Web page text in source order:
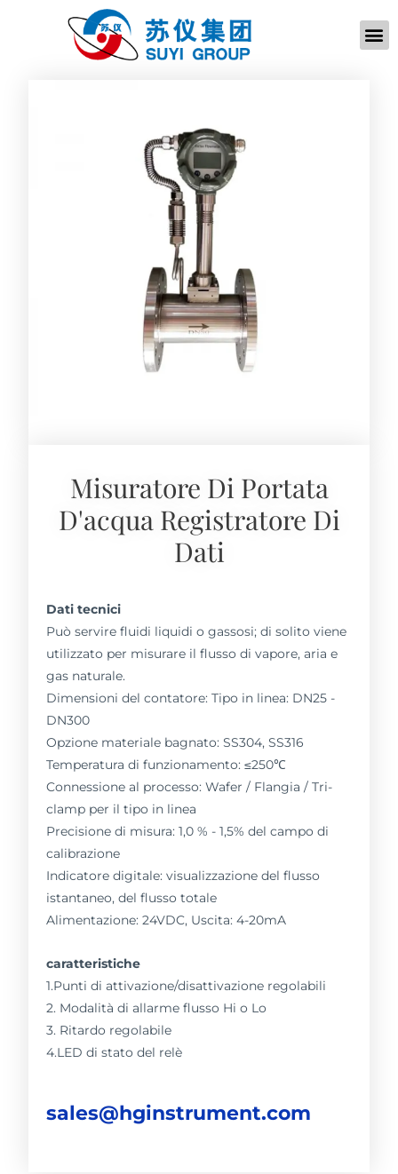
Misuratore Di Portata
D'acqua Registratore Di
Dati
Dati tecnici
Può servire fluidi liquidi o gassosi; di solito viene
utilizzato per misurare il flusso di vapore, aria e
gas naturale.
Dimensioni del contatore: Tipo in linea: DN25 -
DN300
Opzione materiale bagnato: SS304, SS316
Temperatura di funzionamento: ≤250℃
Connessione al processo: Wafer / Flangia / Tri-
clamp per il tipo in linea
Precisione di misura: 1,0 % - 1,5% del campo di
calibrazione
Indicatore digitale: visualizzazione del flusso
istantaneo, del flusso totale
Alimentazione: 24VDC, Uscita: 4-20mA
caratteristiche
1.Punti di attivazione/disattivazione regolabili
2. Modalità di allarme flusso Hi o Lo
3. Ritardo regolabile
4.LED di stato del relè
sales@hginstrument.com